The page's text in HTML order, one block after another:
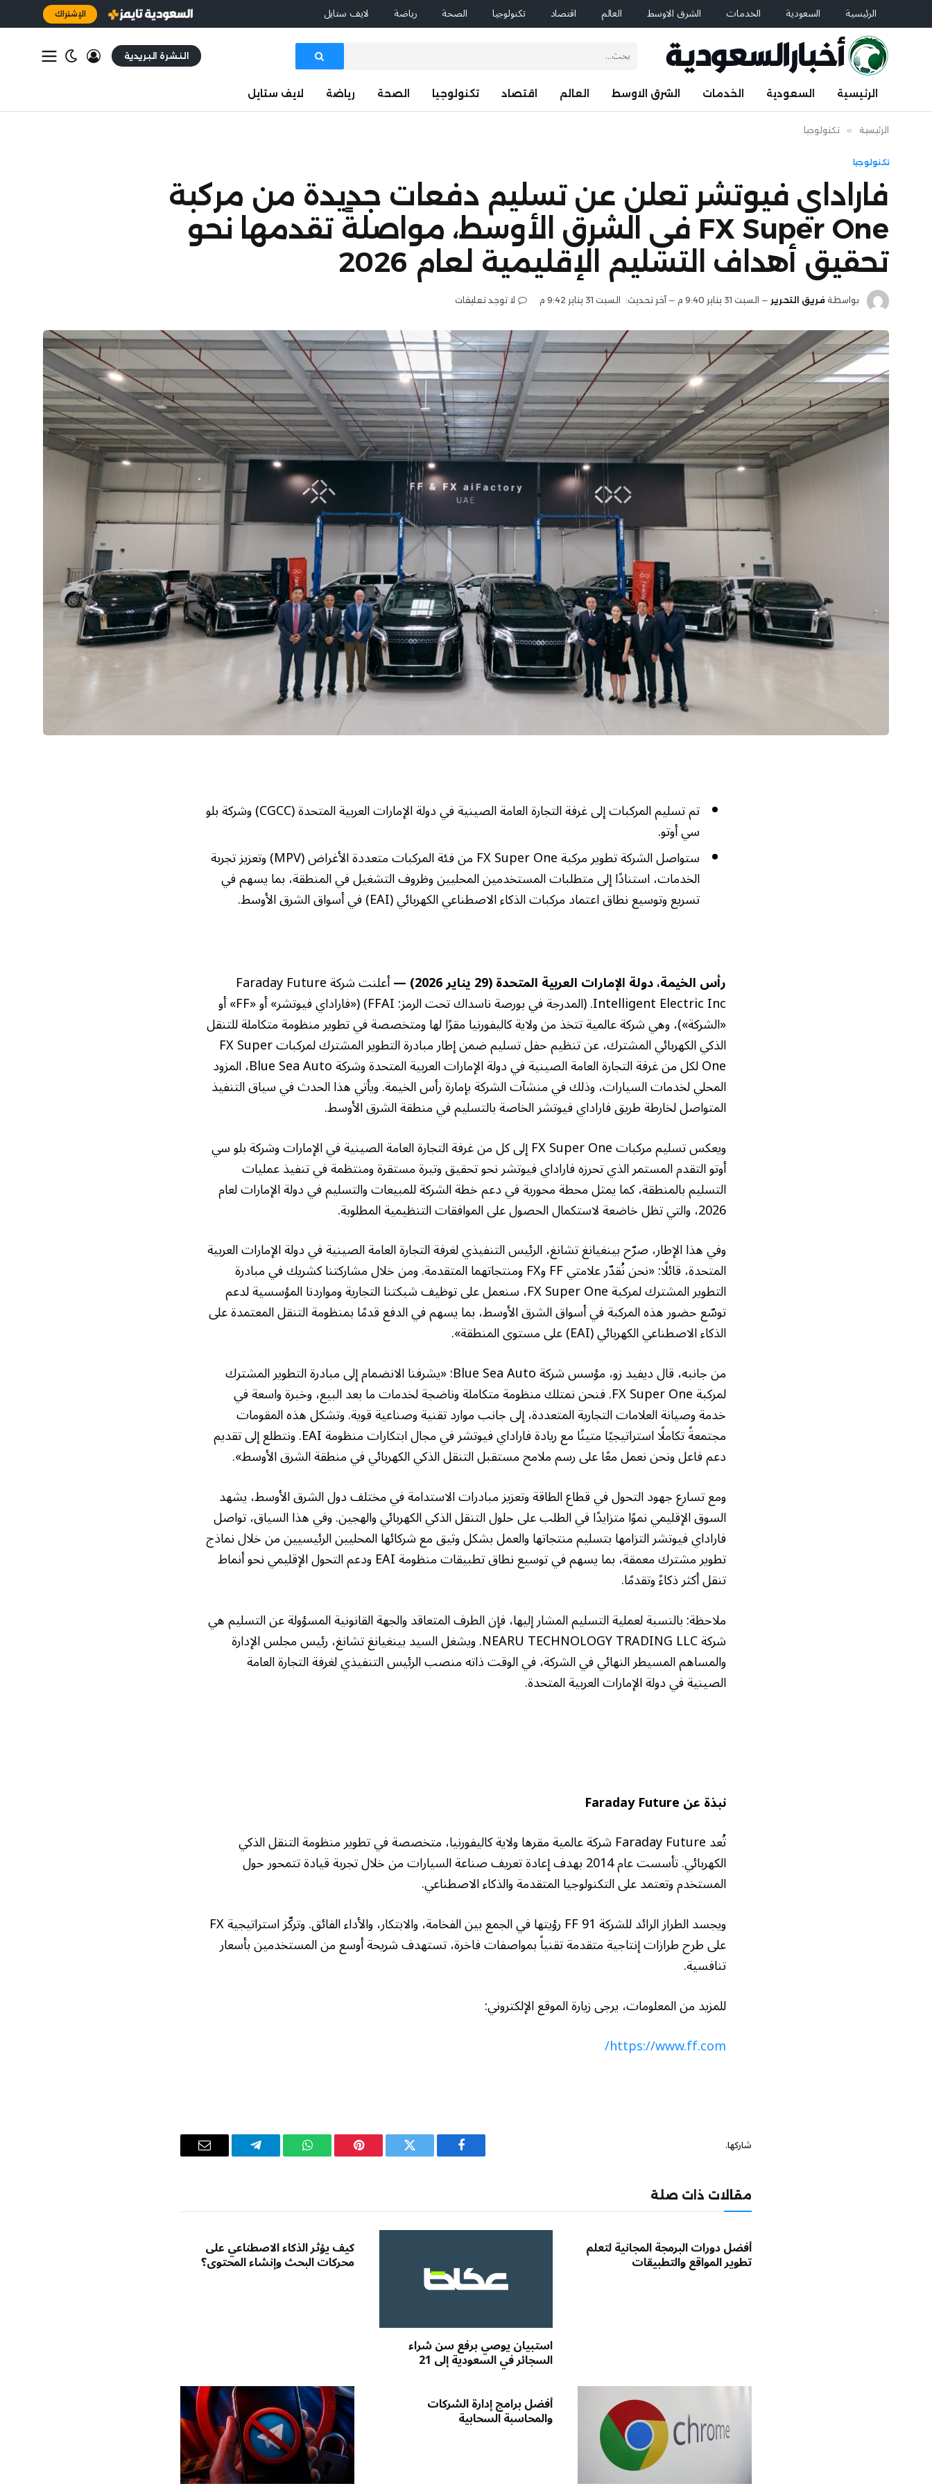
الرئيسية السعودية الخدمات الشرق الاوسط العالم اقتصاد تكنولوجيا الصحة رياضة لايف ستايل الإشتراك
النشرة البريدية
الرئيسية السعودية الخدمات الشرق الاوسط العالم اقتصاد تكنولوجيا الصحة رياضة لايف ستايل
الرئيسية » تكنولوجيا
تكنولوجيا
فاراداي فيوتشر تعلن عن تسليم دفعات جديدة من مركبة
FX Super One في الشرق الأوسط، مواصلةً تقدمها نحو
تحقيق أهداف التسليم الإقليمية لعام 2026
بواسطة فريق التحرير السبت 31 يناير 9:40 م آخر تحديث: السبت 31 يناير 9:42 م لا توجد تعليقات
تم تسليم المركبات إلى غرفة التجارة العامة الصينية في دولة الإمارات العربية المتحدة (CGCC) وشركة بلو
سي أوتو.
ستواصل الشركة تطوير مركبة FX Super One من فئة المركبات متعددة الأغراض (MPV) وتعزيز تجربة
الخدمات، استنادًا إلى متطلبات المستخدمين المحليين وظروف التشغيل في المنطقة، بما يسهم في
تسريع وتوسيع نطاق اعتماد مركبات الذكاء الاصطناعي الكهربائي (EAI) في أسواق الشرق الأوسط.
رأس الخيمة، دولة الإمارات العربية المتحدة (29 يناير 2026) — أعلنت شركة Faraday Future
Intelligent Electric Inc. (المدرجة في بورصة ناسداك تحت الرمز: FFAI) («فاراداي فيوتشر» أو «FF» أو
«الشركة»)، وهي شركة عالمية تتخذ من ولاية كاليفورنيا مقرًا لها ومتخصصة في تطوير منظومة متكاملة للتنقل
الذكي الكهربائي المشترك، عن تنظيم حفل تسليم ضمن إطار مبادرة التطوير المشترك لمركبات FX Super
One لكل من غرفة التجارة العامة الصينية في دولة الإمارات العربية المتحدة وشركة Blue Sea Auto، المزود
المحلي لخدمات السيارات، وذلك في منشآت الشركة بإمارة رأس الخيمة. ويأتي هذا الحدث في سياق التنفيذ
المتواصل لخارطة طريق فاراداي فيوتشر الخاصة بالتسليم في منطقة الشرق الأوسط.
ويعكس تسليم مركبات FX Super One إلى كل من غرفة التجارة العامة الصينية في الإمارات وشركة بلو سي
أوتو التقدم المستمر الذي تحرزه فاراداي فيوتشر نحو تحقيق وتيرة مستقرة ومنتظمة في تنفيذ عمليات
التسليم بالمنطقة، كما يمثل محطة محورية في دعم خطة الشركة للمبيعات والتسليم في دولة الإمارات لعام
2026، والتي تظل خاضعة لاستكمال الحصول على الموافقات التنظيمية المطلوبة.
وفي هذا الإطار، صرّح بينغيانغ تشانغ، الرئيس التنفيذي لغرفة التجارة العامة الصينية في دولة الإمارات العربية
المتحدة، قائلًا: «نحن نُقدّر علامتي FF وFX ومنتجاتهما المتقدمة. ومن خلال مشاركتنا كشريك في مبادرة
التطوير المشترك لمركبة FX Super One، سنعمل على توظيف شبكتنا التجارية ومواردنا المؤسسية لدعم
توسّع حضور هذه المركبة في أسواق الشرق الأوسط، بما يسهم في الدفع قدمًا بمنظومة التنقل المعتمدة على
الذكاء الاصطناعي الكهربائي (EAI) على مستوى المنطقة».
من جانبه، قال ديفيد زو، مؤسس شركة Blue Sea Auto: «يشرفنا الانضمام إلى مبادرة التطوير المشترك
لمركبة FX Super One. فنحن نمتلك منظومة متكاملة وناضجة لخدمات ما بعد البيع، وخبرة واسعة في
خدمة وصيانة العلامات التجارية المتعددة، إلى جانب موارد تقنية وصناعية قوية. وتشكل هذه المقومات
مجتمعةً تكاملًا استراتيجيًا متينًا مع ريادة فاراداي فيوتشر في مجال ابتكارات منظومة EAI. ونتطلع إلى تقديم
دعم فاعل ونحن نعمل معًا على رسم ملامح مستقبل التنقل الذكي الكهربائي في منطقة الشرق الأوسط».
ومع تسارع جهود التحول في قطاع الطاقة وتعزيز مبادرات الاستدامة في مختلف دول الشرق الأوسط، يشهد
السوق الإقليمي نموًا متزايدًا في الطلب على حلول التنقل الذكي الكهربائي والهجين. وفي هذا السياق، تواصل
فاراداي فيوتشر التزامها بتسليم منتجاتها والعمل بشكل وثيق مع شركائها المحليين الرئيسيين من خلال نماذج
تطوير مشترك معمقة، بما يسهم في توسيع نطاق تطبيقات منظومة EAI ودعم التحول الإقليمي نحو أنماط
تنقل أكثر ذكاءً وتقدمًا.
ملاحظة: بالنسبة لعملية التسليم المشار إليها، فإن الطرف المتعاقد والجهة القانونية المسؤولة عن التسليم هي
شركة NEARU TECHNOLOGY TRADING LLC. ويشغل السيد بينغيانغ تشانغ، رئيس مجلس الإدارة
والمساهم المسيطر النهائي في الشركة، في الوقت ذاته منصب الرئيس التنفيذي لغرفة التجارة العامة
الصينية في دولة الإمارات العربية المتحدة.
نبذة عنFaraday Future
تُعد Faraday Future شركة عالمية مقرها ولاية كاليفورنيا، متخصصة في تطوير منظومة التنقل الذكي
الكهربائي. تأسست عام 2014 بهدف إعادة تعريف صناعة السيارات من خلال تجربة قيادة تتمحور حول
المستخدم وتعتمد على التكنولوجيا المتقدمة والذكاء الاصطناعي.
ويجسد الطراز الرائد للشركة FF 91 رؤيتها في الجمع بين الفخامة، والابتكار، والأداء الفائق. وتركّز استراتيجية FX
على طرح طرازات إنتاجية متقدمة تقنياً بمواصفات فاخرة، تستهدف شريحة أوسع من المستخدمين بأسعار
تنافسية.
للمزيد من المعلومات، يرجى زيارة الموقع الإلكتروني:
https://www.ff.com/
شاركها.
فيسبوك تويتر بينتيريستواتساب تيلقرام
البريد
مقالات ذات صلة
أفضل دورات البرمجة المجانية لتعلم
تطوير المواقع والتطبيقات
استبيان يوصي برفع سن شراء
السجائر في السعودية إلى 21
كيف يؤثر الذكاء الاصطناعي على
محركات البحث وإنشاء المحتوى؟
أفضل برامج إدارة الشركات
والمحاسبة السحابية